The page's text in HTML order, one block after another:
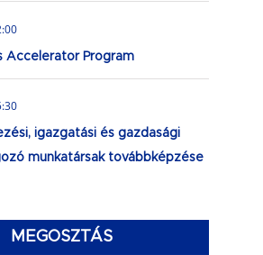
Accelerator Program
igazgatási és gazdasági
munkatársak továbbképzése
MEGOSZTÁS